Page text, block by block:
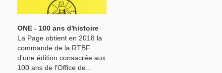
ONE - 100 ans d'histoire
La Page obtient en 2018 la
commande de la RTBF
d'une édition consacrée aux
100 ans de l'Office de...